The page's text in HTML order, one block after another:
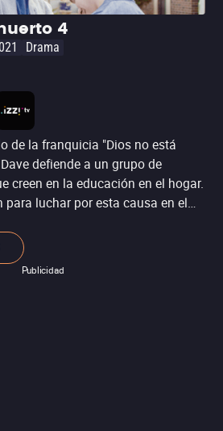
4
Drama
de la franquicia "Dios no está
defiende a un grupo de
creen en la educación en el hogar.
para luchar por esta causa en el
Publicidad